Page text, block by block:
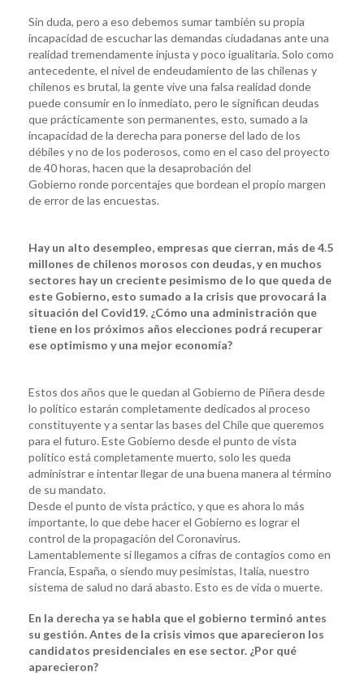
Sin duda, pero a eso debemos sumar también su propia
incapacidad de escuchar las demandas ciudadanas ante una
realidad tremendamente injusta y poco igualitaria. Solo como
antecedente, el nivel de endeudamiento de las chilenas y
chilenos es brutal, la gente vive una falsa realidad donde
puede consumir en lo inmediato, pero le significan deudas
que prácticamente son permanentes, esto, sumado a la
incapacidad de la derecha para ponerse del lado de los
débiles y no de los poderosos, como en el caso del proyecto
de 40 horas, hacen que la desaprobación del
Gobierno ronde porcentajes que bordean el propio margen
de error de las encuestas.
Hay un alto desempleo, empresas que cierran, más de 4.5
millones de chilenos morosos con deudas, y en muchos
sectores hay un creciente pesimismo de lo que queda de
este Gobierno, esto sumado a la crisis que provocará la
situación del Covid19. ¿Cómo una administración que
tiene en los próximos años elecciones podrá recuperar
ese optimismo y una mejor economía?
Estos dos años que le quedan al Gobierno de Piñera desde
lo político estarán completamente dedicados al proceso
constituyente y a sentar las bases del Chile que queremos
para el futuro. Este Gobierno desde el punto de vista
político está completamente muerto, solo les queda
administrar e intentar llegar de una buena manera al término
de su mandato.
Desde el punto de vista práctico, y que es ahora lo más
importante, lo que debe hacer el Gobierno es lograr el
control de la propagación del Coronavirus.
Lamentablemente si llegamos a cifras de contagios como en
Francia, España, o siendo muy pesimistas, Italia, nuestro
sistema de salud no dará abasto. Esto es de vida o muerte.
En la derecha ya se habla que el gobierno terminó antes
su gestión. Antes de la crisis vimos que aparecieron los
candidatos presidenciales en ese sector. ¿Por qué
aparecieron?